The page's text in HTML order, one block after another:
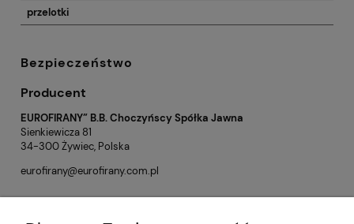
przelotki
Bezpieczeństwo
Producent
EUROFIRANY” B.B. Choczyńscy Spółka Jawna
Sienkiewicza 81
34-300 Żywiec, Polska
eurofirany@eurofirany.com.pl